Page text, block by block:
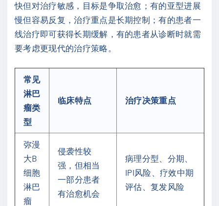
快但对治疗敏感，目标是争取治愈；有的亚型进展
慢但容易反复，治疗重点是长期控制；有的患者一
线治疗即可获得长期缓解，有的患者从诊断时就需
要考虑更现代的治疗策略。
常见
淋巴
瘤类
型
临床特点 治疗决策重点
弥漫
大B
细胞
淋巴
瘤
侵袭性较
强，但相当
一部分患者
有治愈机会
病理分型、分期、
IPI风险、疗效中期
评估、复发风险